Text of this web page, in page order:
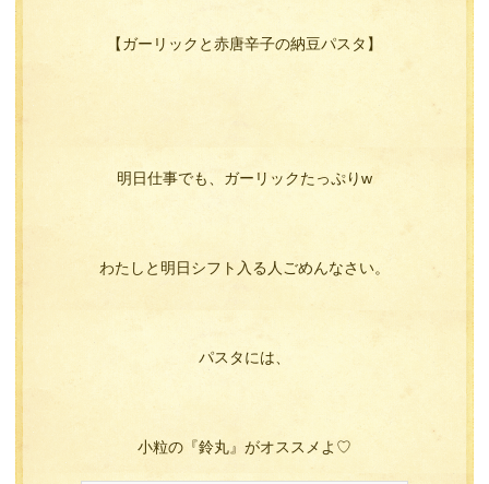
【ガーリックと赤唐辛子の納豆パスタ】
明日仕事でも、ガーリックたっぷりw
わたしと明日シフト入る人ごめんなさい。
パスタには、
小粒の『鈴丸』がオススメよ♡